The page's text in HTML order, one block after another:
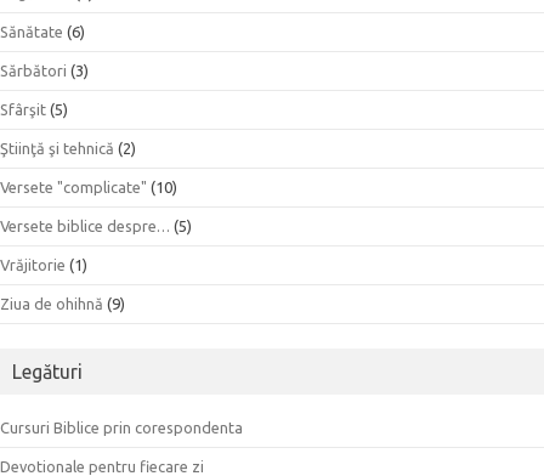
Sănătate (6)
Sărbători (3)
Sfârşit (5)
Ştiinţă şi tehnică (2)
Versete "complicate" (10)
Versete biblice despre… (5)
Vrăjitorie (1)
Ziua de ohihnă (9)
Legături
Cursuri Biblice prin corespondenta
Devotionale pentru fiecare zi